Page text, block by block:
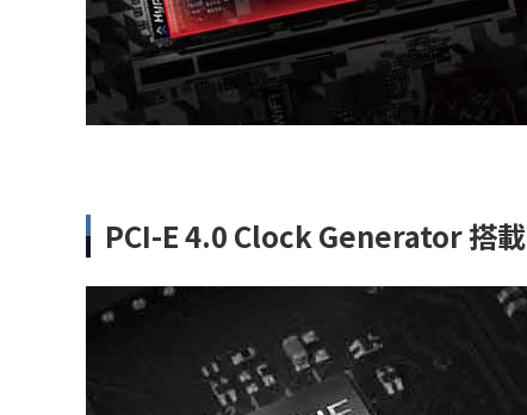
PCI-E 4.0 Clock Generator 搭載